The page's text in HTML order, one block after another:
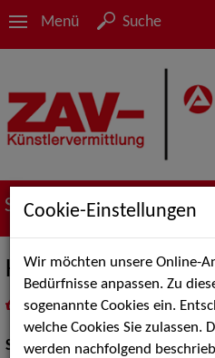
Menü Suche
Suche nach
Katharina Schmidt
inMeine Merklistelegen
Schauspiel:Bühne
Cookie-Einstellungen
Wir möchten unsere Online-
Bedürfnisse anpassen. Zu
sogenannte Cookies ein.
welche Cookies Sie zulassen.
werden nachfolgend